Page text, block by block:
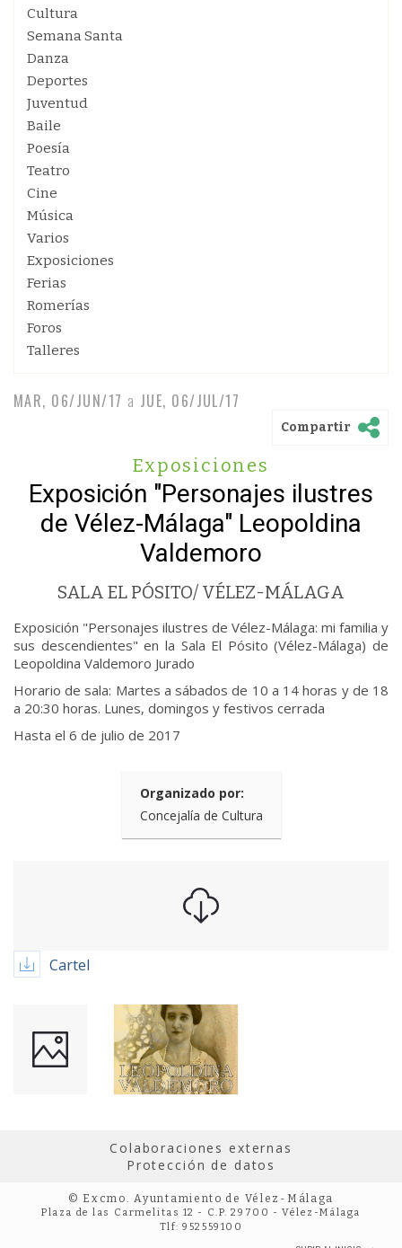
Cultura
Semana Santa
Danza
Deportes
Juventud
Baile
Poesía
Teatro
Cine
Música
Varios
Exposiciones
Ferias
Romerías
Foros
Talleres
MAR, 06/JUN/17 a JUE, 06/JUL/17
Compartir
Exposiciones
Exposición "Personajes ilustres
de Vélez-Málaga" Leopoldina
Valdemoro
SALA EL PÓSITO/ VÉLEZ-MÁLAGA
Exposición "Personajes ilustres de Vélez-Málaga: mi familia y
sus descendientes" en la Sala El Pósito (Vélez-Málaga) de
Leopoldina Valdemoro Jurado
Horario de sala: Martes a sábados de 10 a 14 horas y de 18
a 20:30 horas. Lunes, domingos y festivos cerrada
Hasta el 6 de julio de 2017
Organizado por:
Concejalía de Cultura
Cartel
Colaboraciones externas
Protección de datos
© Excmo. Ayuntamiento de Vélez-Málaga
Plaza de las Carmelitas 12 - C.P. 29700 - Vélez-Málaga
Tlf: 952559100